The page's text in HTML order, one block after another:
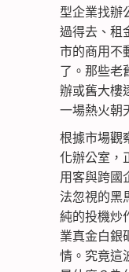
型企業找辦
過得去、租
市的商用不
了。那些老
辦或舊大樓
一場熱火朝
根據市場觀
化辦公室，
用客與跨國
法忽視的黑
純的投機炒
業真金白銀
情。究竟這